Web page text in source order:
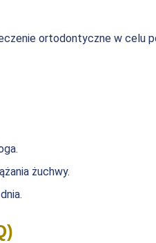
ortodontyczne w celu
żuchwy.